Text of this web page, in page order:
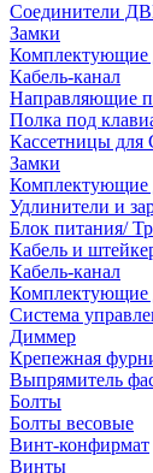
Соединители
Замки
Комплектующие
Кабель-канал
Направляющие
Полка под
Кассетницы для
Замки
Комплектующие
Удлинители и
Блок питания/
Кабель и
Кабель-канал
Комплектующие
Система
Диммер
Крепежная
Выпрямитель
Болты
Болты весовые
Винт-конфирмат
Винты